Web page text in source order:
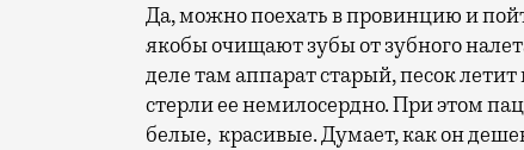
Да, можно поехать в провинцию и
якобы очищают зубы от зубного
деле там аппарат старый, песок
стерли ее немилосердно. При этом
белые, красивые. Думает, как он